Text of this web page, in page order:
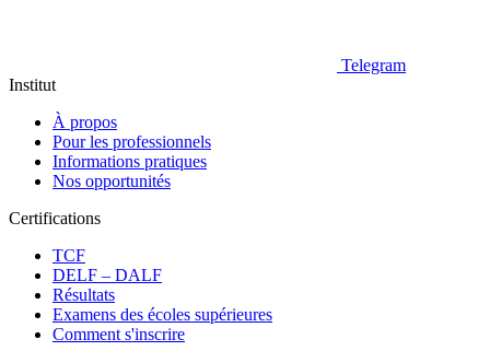
Telegram
Institut
À propos
Pour les professionnels
Informations pratiques
Nos opportunités
Certifications
TCF
DELF – DALF
Résultats
Examens des écoles supérieures
Comment s'inscrire